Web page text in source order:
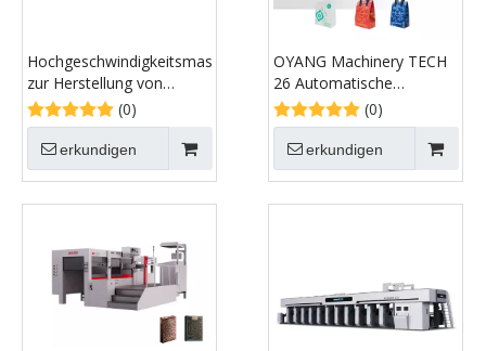
Hochgeschwindigkeitsmaschine
zur Herstellung von
Standbeuteln mit
Reißverschluss
(0)
erkundigen
OYANG Machinery TECH
26 Automatische
Maschine zur Herstellung
von Vlies-Boxbeuteln mit
Griff online
(0)
erkundigen